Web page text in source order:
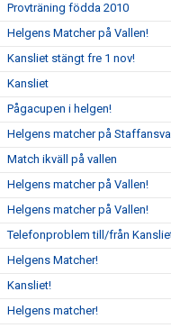
Provträning födda 2010
Helgens Matcher på Vallen!
Kansliet stängt fre 1 nov!
Kansliet
Pågacupen i helgen!
Helgens matcher på
Match ikväll på vallen
Helgens matcher på Vallen!
Helgens matcher på Vallen!
Telefonproblem till/från
Helgens Matcher!
Kansliet!
Helgens matcher!